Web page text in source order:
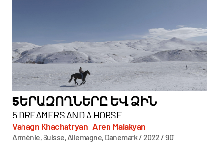
5ԵՐԱԶՈՂՆԵՐԸ ԵՎ ՁԻՆ
5 DREAMERS AND A HORSE
Vahagn Khachatryan Aren Malakyan
Arménie, Suisse, Allemagne, Danemark / 2022 / 90’